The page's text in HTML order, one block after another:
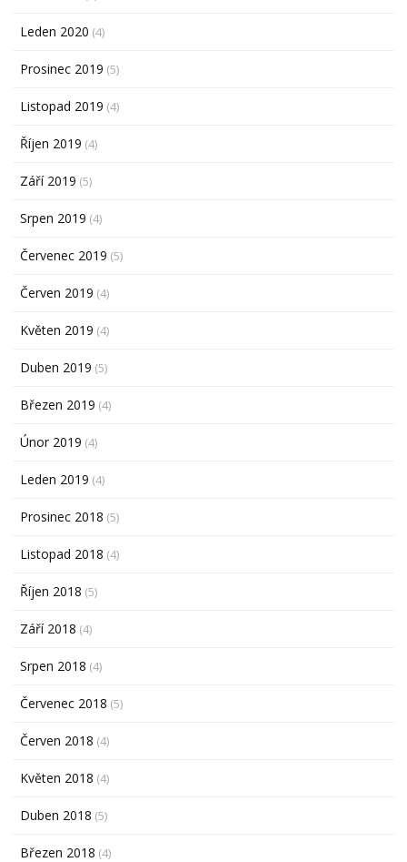
Leden 2020 (4)
Prosinec 2019 (5)
Listopad 2019 (4)
Říjen 2019 (4)
Září 2019 (5)
Srpen 2019 (4)
Červenec 2019 (5)
Červen 2019 (4)
Květen 2019 (4)
Duben 2019 (5)
Březen 2019 (4)
Únor 2019 (4)
Leden 2019 (4)
Prosinec 2018 (5)
Listopad 2018 (4)
Říjen 2018 (5)
Září 2018 (4)
Srpen 2018 (4)
Červenec 2018 (5)
Červen 2018 (4)
Květen 2018 (4)
Duben 2018 (5)
Březen 2018 (4)